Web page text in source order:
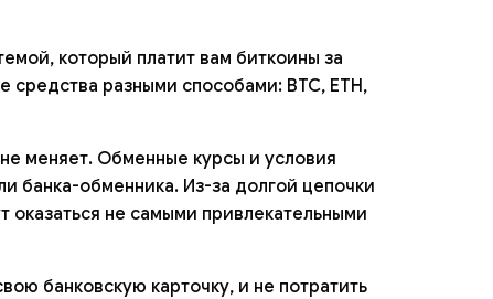
который платит вам биткоины за
средства разными способами: BTC, ETH,
меняет. Обменные курсы и условия
банка-обменника. Из-за долгой цепочки
не самыми привлекательными
банковскую карточку, и не потратить